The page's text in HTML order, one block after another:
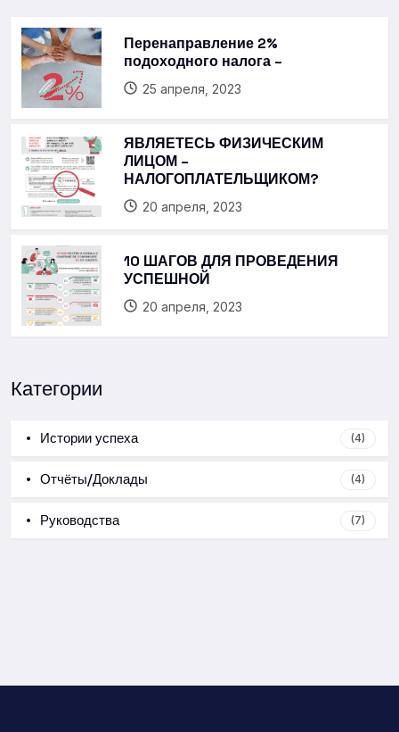
Перенаправление 2%
подоходного налога –
25 апреля, 2023
ЯВЛЯЕТЕСЬ ФИЗИЧЕСКИМ
ЛИЦОМ –
НАЛОГОПЛАТЕЛЬЩИКОМ?
20 апреля, 2023
10 ШАГОВ ДЛЯ ПРОВЕДЕНИЯ
УСПЕШНОЙ
20 апреля, 2023
Категории
Истории успеха (4)
Отчёты/Доклады (4)
Руководства (7)